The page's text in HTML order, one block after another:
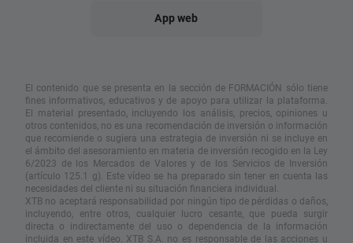
App web
El contenido que se presenta en la sección de FORMACIÓN sólo tiene
fines informativos, educativos y de apoyo para utilizar la plataforma.
El material presentado, incluyendo los análisis, precios, opiniones u
otros contenidos, no es una recomendación de inversión o información
que recomiende o sugiera una estrategia de inversión ni se incluye en
el ámbito del asesoramiento en materia de inversión recogido en la Ley
6/2023 de los Mercados de Valores y de los Servicios de Inversión
(artículo 125.1 g). Este vídeo se ha preparado sin tener en cuenta las
necesidades del cliente ni su situación financiera individual.
XTB no aceptará responsabilidad por ningún tipo de pérdidas o daños,
incluyendo, entre otros, cualquier lucro cesante, que pueda surgir
directa o indirectamente del uso o dependencia de la información
incluida en este vídeo. XTB S.A. no es responsable de las acciones u